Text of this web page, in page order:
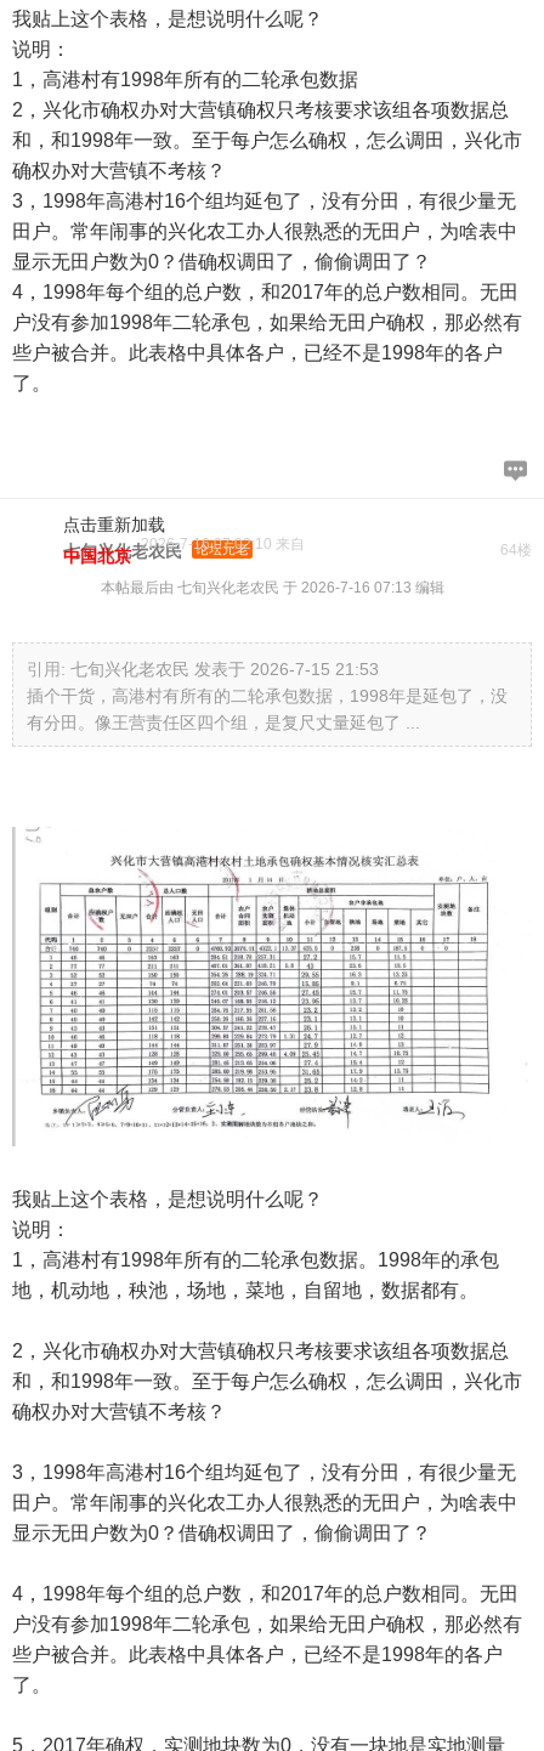
我贴上这个表格，是想说明什么呢？
说明：
1，高港村有1998年所有的二轮承包数据
2，兴化市确权办对大营镇确权只考核要求该组各项数据总
和，和1998年一致。至于每户怎么确权，怎么调田，兴化市
确权办对大营镇不考核？
3，1998年高港村16个组均延包了，没有分田，有很少量无
田户。常年闹事的兴化农工办人很熟悉的无田户，为啥表中
显示无田户数为0？借确权调田了，偷偷调田了？
4，1998年每个组的总户数，和2017年的总户数相同。无田
户没有参加1998年二轮承包，如果给无田户确权，那必然有
些户被合并。此表格中具体各户，已经不是1998年的各户
了。
点击重新加载
64楼
七旬兴化老农民 论坛元老
2026-7-16 07:02:10 来自
中国北京
本帖最后由 七旬兴化老农民 于 2026-7-16 07:13 编辑
引用: 七旬兴化老农民 发表于 2026-7-15 21:53
插个干货，高港村有所有的二轮承包数据，1998年是延包了，没
有分田。像王营责任区四个组，是复尺丈量延包了 ...
我贴上这个表格，是想说明什么呢？
说明：
1，高港村有1998年所有的二轮承包数据。1998年的承包
地，机动地，秧池，场地，菜地，自留地，数据都有。
2，兴化市确权办对大营镇确权只考核要求该组各项数据总
和，和1998年一致。至于每户怎么确权，怎么调田，兴化市
确权办对大营镇不考核？
3，1998年高港村16个组均延包了，没有分田，有很少量无
田户。常年闹事的兴化农工办人很熟悉的无田户，为啥表中
显示无田户数为0？借确权调田了，偷偷调田了？
4，1998年每个组的总户数，和2017年的总户数相同。无田
户没有参加1998年二轮承包，如果给无田户确权，那必然有
些户被合并。此表格中具体各户，已经不是1998年的各户
了。
5，2017年确权，实测地块数为0，没有一块地是实地测量